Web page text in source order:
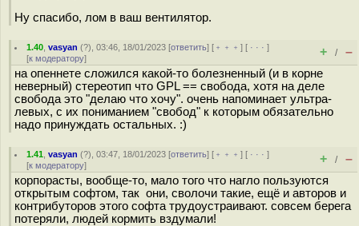
Ну спасибо, лом в ваш вентилятор.
1.40 ,vasyan (?), 03:46, 18/01/2023 [ответить] [ ﹢﹢﹢] [ · · ·]
[к модератору] + / –
на опеннете сложился какой-то болезненный (и в корне
неверный) стереотип что GPL == свобода, хотя на деле
свобода это "делаю что хочу". очень напоминает ультра-
левых, с их пониманием "свобод" к которым обязательно
надо принуждать остальных. :)
1.41 ,vasyan (?), 03:47, 18/01/2023 [ответить] [ ﹢﹢﹢] [ · · ·]
[к модератору] + / –
корпорасты, вообще-то, мало того что нагло пользуются
открытым софтом, так они, сволочи такие, ещё и авторов и
контрибуторов этого софта трудоустраивают. совсем берега
потеряли, людей кормить вздумали!